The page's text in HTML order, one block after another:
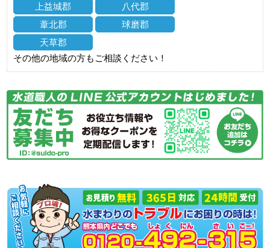
上益城郡
八代郡
葦北郡
球磨郡
天草郡
その他の地域の方もご相談ください！